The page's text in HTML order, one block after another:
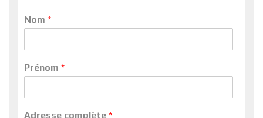
Nom *
Prénom *
Adresse complète *